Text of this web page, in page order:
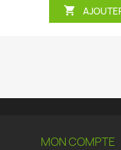

MON COMPTE